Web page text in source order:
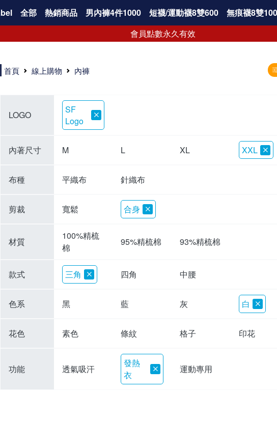
全部 熱銷商品 男內褲4件1000 短襪/運動襪8雙600 無痕襪8雙
會員點數永久有效
選擇內褲、平口褲、純棉內褲首重品質。舒適、透氣的內褲、平口褲、純棉內褲能影響健康，須謹慎挑選。三花內褲透氣不悶，值得信賴！
三花內褲、平口褲、純棉內褲50年來持續升級，符合人體工學設計，柔軟無勒痕的鬆緊帶。三花內褲是肌膚好友，口碑熱銷！
選擇內褲首重品質。三花內褲50年來不斷升級，證明其卓越品質。符合人體工學剪裁，柔軟無痕鬆緊帶，是必買首選。兼具品質與外型，與肌膚零感接觸，穿著舒適，看來有質感。三花內褲設計獨特，質料優良，專業剪裁，呵護肌膚。新鮮高品質棉材製成，多款選擇，耐洗耐穿，三花內褲絕對首選。
"內褲購買及使用經驗網友來信分享 近年來，我經常在大型連鎖賣場如佳瑪、美華泰等地看到三花內褲的展示。最近一兩年，甚至百貨公司及街頭店鋪都開始大量出現三花專櫃或專賣店。我猜測，這應該是三花在營運策略上的調整，才使得這些改變成為現實。 本來，三花內褲一直是消費者選購內褲時的熱門選項之一。內褲櫃點的增多使我更加注意到這個品牌，因此我在選購內褲時，特意多研究了一下三花內褲的設計。 先從內褲外層包裝談起，有些內褲有PP袋包裝，有些則沒有。雖然這是一件小事，但我發現朋友們中有人會介意內褲包裝沒有PP袋。他們認為沒有PP袋會使包裝不夠精美。對我來說，有PP袋確實能提升包裝的精緻度，但內褲不裝PP袋其實也算是環保。所以，這就看每個人對內褲包裝的需求和感受了。 每次購買內褲時，我都會特別帶一件五片式剪裁的內褲。三花的平口內褲被稱為全國第一件五片式剪裁內褲，這話應該不是隨便說說的，畢竟三花是一個擁有超過50年歷史的老品牌，專注於研發和改良內褲。當初，我覺得這種設計有些花俏，只是圖個新鮮買來試試，結果發現內褲多一片真的有其優勢，尤其是減少了內褲卡屁的次數。雖然這個狀況不可能完全消失，但大大增加了穿著的舒適度。 三花內褲的價格也在我能接受的範圍內，因此它逐漸成為我的心頭好。此外，內褲選購時的另一個重要因素是鬆緊帶。看內褲是否舊了，第一眼通常看鬆緊帶。故意或不小心露出內褲褲頭的時候，印象分數也是由鬆緊帶決定的。 很多內褲品牌強調鬆緊帶的造型及花樣，這類內褲非常適合一些特殊場合，如單身聯誼或約會時穿著，能夠加分不少。日常使用的內褲則建議選擇鬆緊帶不易鬆垮的，花樣其次。三花特別強調內褲鬆緊帶的耐洗度，而其他品牌鮮少提及這一點。 分場合選擇內褲是我的習慣。特殊場合內褲要講究一點，但平日則需要選擇鬆緊帶有保障的內褲。畢竟，內褲是每天陪伴我們超過12個小時的衣物，找到適合自己且耐洗耐穿高CP值的內褲才是最明智的選擇。 內褲畢竟是消耗品，定期更換非常重要。如果內褲沾染到髒污或處於潮濕的環境，就不應該撐太久。這是因為內褲長期接觸身體的重要部位，所以選擇和保養都要謹慎。 以上是我個人的內褲使用分享，並非業配，不代表任何人的立場。內褲還是要以自身體驗最為準確。希望大家都能找到適合自己的內褲，並多多支持台灣品牌。"
首頁 線上購物 內褲
LOGO
SF
Logo
內著尺寸 M L XL XXL
布種 平織布 針織布
剪裁 寬鬆 合身
材質
100%精梳
棉
95%精梳棉 93%精梳棉
款式 三角 四角 中腰
色系 黑 藍 灰 白
花色 素色 條紋 格子 印花
功能 透氣吸汗
發熱
衣
運動專用